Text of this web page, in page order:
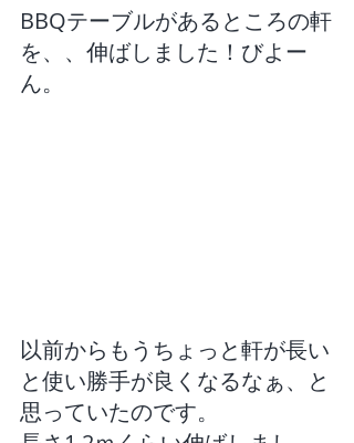
BBQテーブルがあるところの軒
を、、伸ばしました！びよー
ん。
以前からもうちょっと軒が長い
と使い勝手が良くなるなぁ、と
思っていたのです。